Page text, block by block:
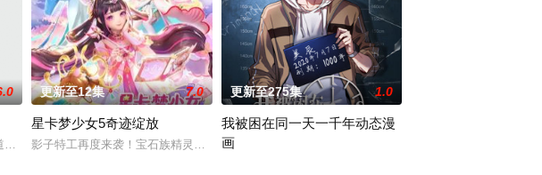
天地。星辰镇昔日天才辰天，十岁后武魂沉寂
生，为应劫而至，他身化亿万血雨，洒落万古岁月，经历无数时空的熬炼，岁月长
更新至12集 7.0
星卡梦少女5奇迹绽放
影子特工再度来袭！宝石族精灵竟然成了关键所在！东方桃子与伙伴们一边为救治师父森木宇冲击仙
更新至275集 1.0
我被困在同一天一千年动态漫
画